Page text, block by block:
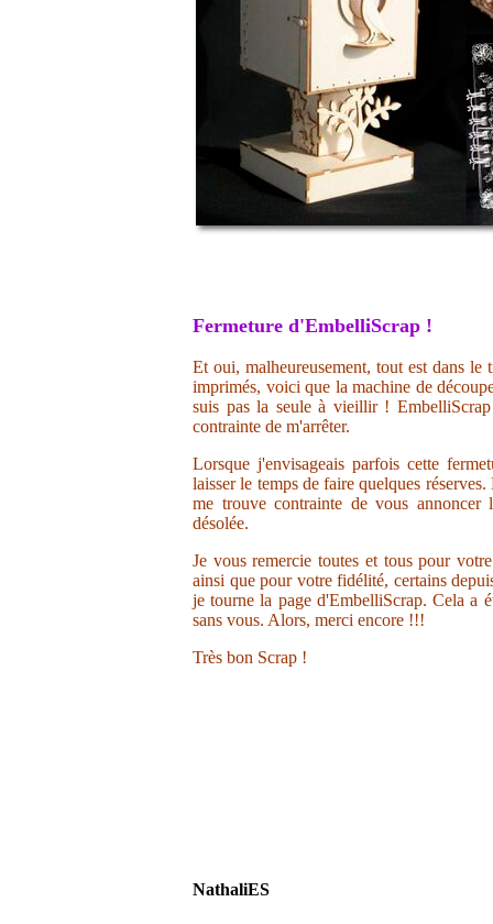
Fermeture d'EmbelliScrap !
Et oui, malheureusement, tout est dans
imprimés, voici que la machine de
suis pas la seule à vieillir !
contrainte de m'arrêter.
Lorsque j'envisageais parfois cette
laisser le temps de faire quelques
me trouve contrainte de vous annoncer
désolée.
Je vous remercie toutes et tous pour
ainsi que pour votre fidélité, certains
je tourne la page d'EmbelliScrap. Cela a
sans vous. Alors, merci encore !!!
Très bon Scrap !
NathaliES